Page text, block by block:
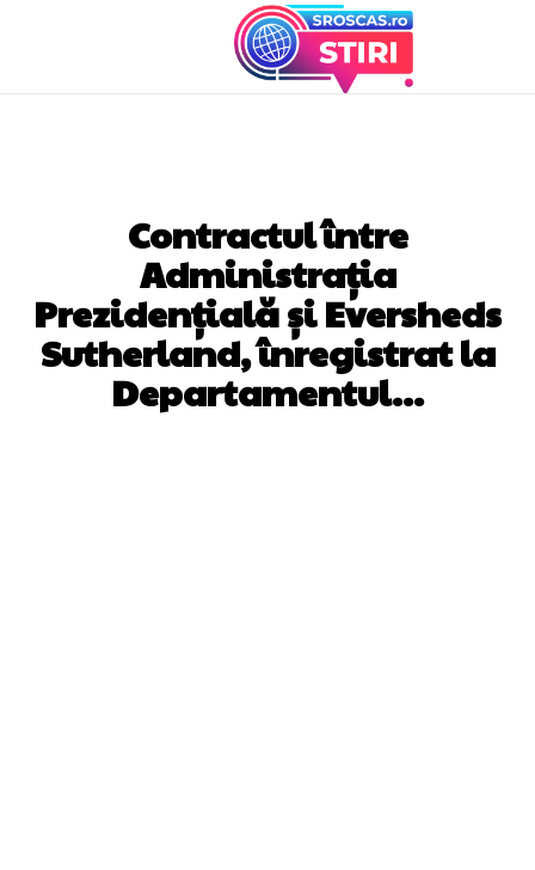
Contractul între
Administrația
Prezidențială și Eversheds
Sutherland, înregistrat la
Departamentul…